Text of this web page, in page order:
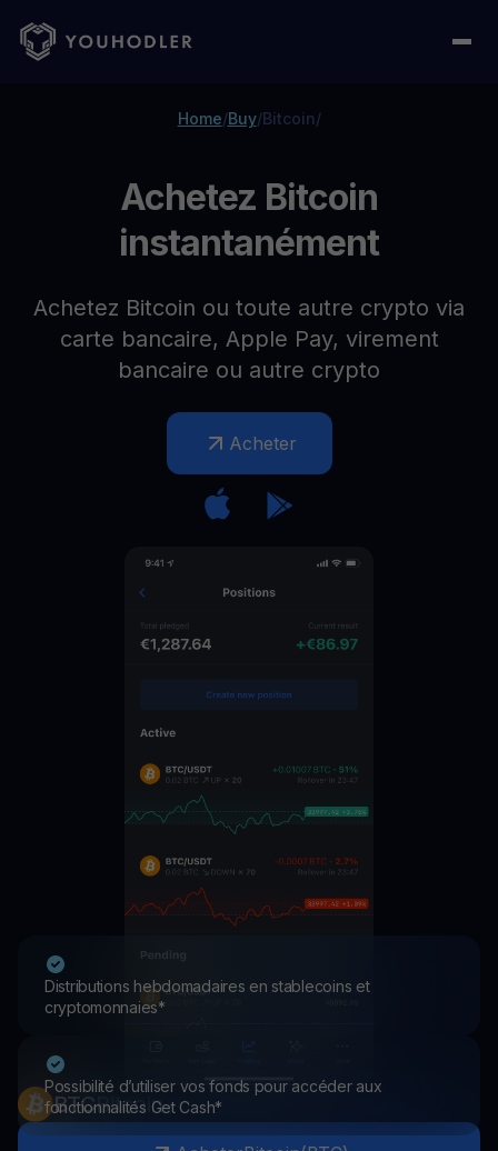
Home/Buy/Bitcoin/
Achetez Bitcoin
instantanément
Achetez Bitcoin ou toute autre crypto via
carte bancaire, Apple Pay, virement
bancaire ou autre crypto
Acheter
Distributions hebdomadaires en stablecoins et
cryptomonnaies*
Possibilité d’utiliser vos fonds pour accéder aux
fonctionnalités Get Cash*
BTCBitcoin